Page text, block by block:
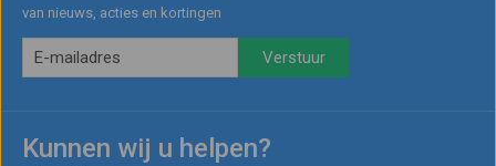
van nieuws, acties en kortingen
Kunnen wij u helpen?